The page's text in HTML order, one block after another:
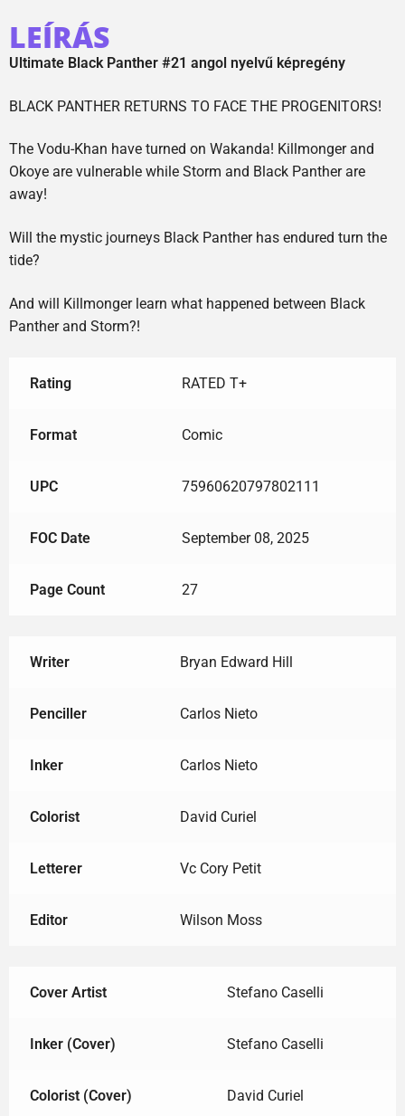
LEÍRÁS
Ultimate Black Panther #21 angol nyelvű képregény
BLACK PANTHER RETURNS TO FACE THE PROGENITORS!
The Vodu-Khan have turned on Wakanda! Killmonger and
Okoye are vulnerable while Storm and Black Panther are
away!
Will the mystic journeys Black Panther has endured turn the
tide?
And will Killmonger learn what happened between Black
Panther and Storm?!
Rating RATED T+
Format Comic
UPC 75960620797802111
FOC Date September 08, 2025
Page Count 27
Writer Bryan Edward Hill
Penciller Carlos Nieto
Inker Carlos Nieto
Colorist David Curiel
Letterer Vc Cory Petit
Editor Wilson Moss
Cover Artist Stefano Caselli
Inker (Cover) Stefano Caselli
Colorist (Cover) David Curiel